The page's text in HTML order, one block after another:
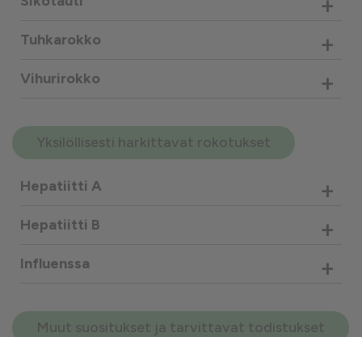
Tuhkarokko +
Vihurirokko +
Yksilöllisesti harkittavat rokotukset
Hepatiitti A +
Hepatiitti B +
Influenssa +
Muut suositukset ja tarvittavat todistukset